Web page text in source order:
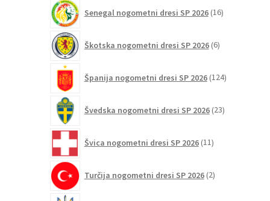
Senegal nogometni dresi SP 2026 16izdelkov
Škotska nogometni dresi SP 2026 6izdelkov
Španija nogometni dresi SP 2026 124izdelkov
Švedska nogometni dresi SP 2026 23izdelkov
Švica nogometni dresi SP 2026 11izdelkov
Turčija nogometni dresi SP 2026 2izdelka